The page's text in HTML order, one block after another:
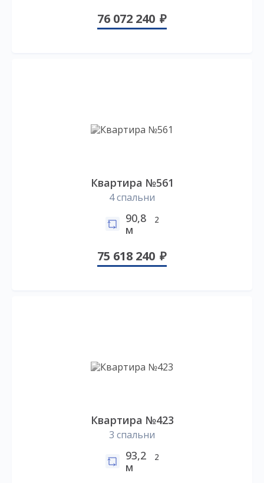
76 072 240
Квартира №561
4 спальни
90,8
м
2
75 618 240
Квартира №423
3 спальни
93,2
м
2